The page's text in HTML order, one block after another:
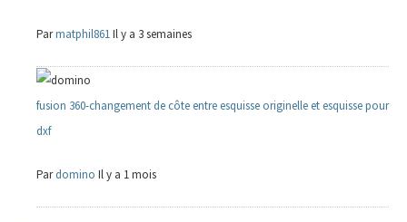
Parmatphil861Il y a 3 semaines
fusion 360-changement de côte entre esquisse originelle et esquisse pour
dxf
Pardomino Il y a 1 mois